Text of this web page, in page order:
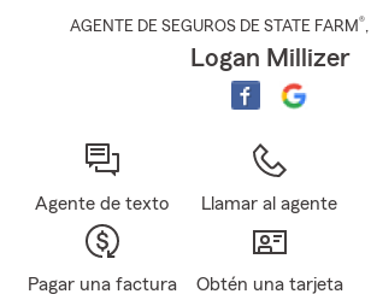
AGENTE DE SEGUROS DE STATE FARM®,
Logan Millizer
Agente de texto Llamar al agente
Pagar una factura
Obtén una tarjeta